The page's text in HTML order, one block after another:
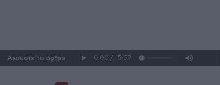
Ακούστε το άρθρο